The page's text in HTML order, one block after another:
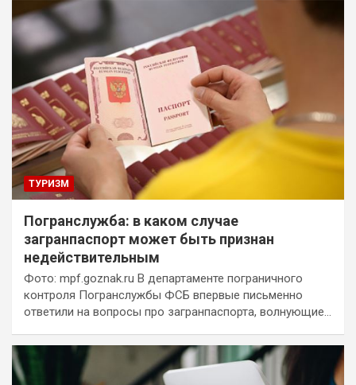
ТУРИЗМ
Погранслужба: в каком случае
загранпаспорт может быть признан
недействительным
Фото: mpf.goznak.ru В департаменте пограничного
контроля Погранслужбы ФСБ впервые письменно
ответили на вопросы про загранпаспорта, волнующие…